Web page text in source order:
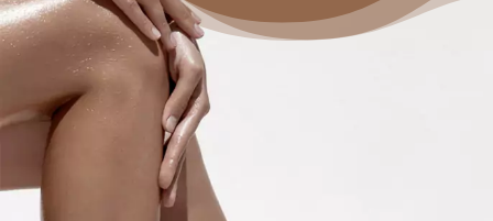
SPRAY TAN